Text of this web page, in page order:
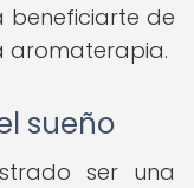
beneficiarte de
aromaterapia.
sueño
ser una